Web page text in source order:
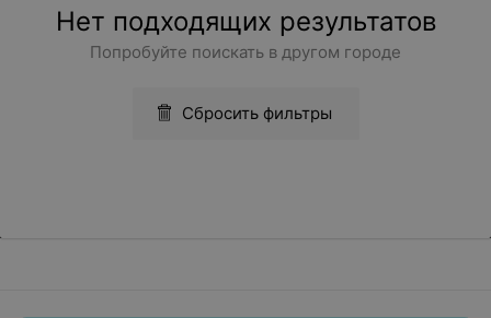
Нет подходящих результатов
Попробуйте поискать в другом городе
Сбросить фильтры